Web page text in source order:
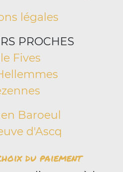
légales
PROCHES
Fives
Baroeul
d'Ascq
du paiement